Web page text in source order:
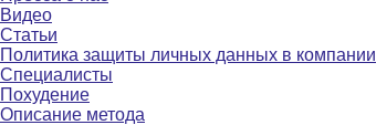
Видео
Статьи
Политика защиты личных данных в компании
Специалисты
Похудение
Описание метода